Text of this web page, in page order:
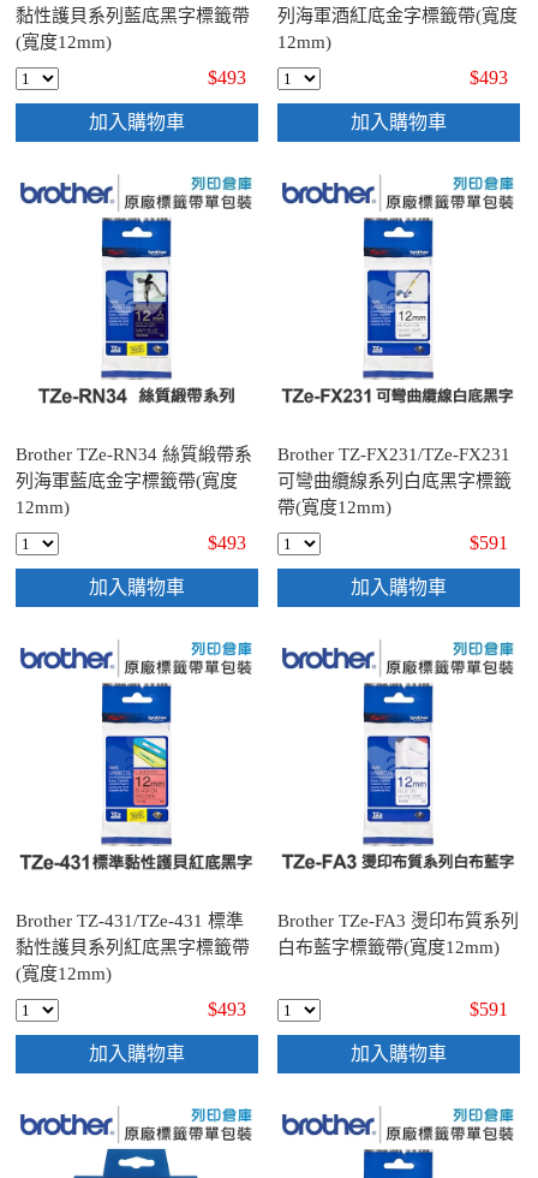
黏性護貝系列藍底黑字標籤帶
(寬度12mm)
$493
加入購物車
列海軍酒紅底金字標籤帶(寬度
12mm)
$493
加入購物車
Brother TZe-RN34 絲質緞帶系
列海軍藍底金字標籤帶(寬度
12mm)
$493
加入購物車
Brother TZ-FX231/TZe-FX231
可彎曲纜線系列白底黑字標籤
帶(寬度12mm)
$591
加入購物車
Brother TZ-431/TZe-431 標準
黏性護貝系列紅底黑字標籤帶
(寬度12mm)
$493
加入購物車
Brother TZe-FA3 燙印布質系列
白布藍字標籤帶(寬度12mm)
$591
加入購物車